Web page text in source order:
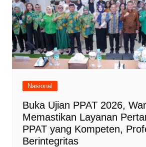
Nasional
Buka Ujian PPAT 2026,
Memastikan Layanan
PPAT yang Kompeten,
Berintegritas